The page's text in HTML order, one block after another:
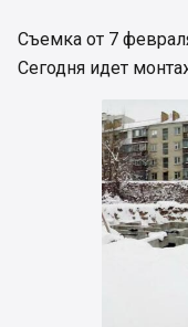
Съемка от 7
Сегодня идет